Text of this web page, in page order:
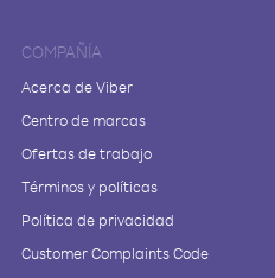
COMPAÑÍA
Acerca de Viber
Centro de marcas
Ofertas de trabajo
Términos y políticas
Política de privacidad
Customer Complaints Code